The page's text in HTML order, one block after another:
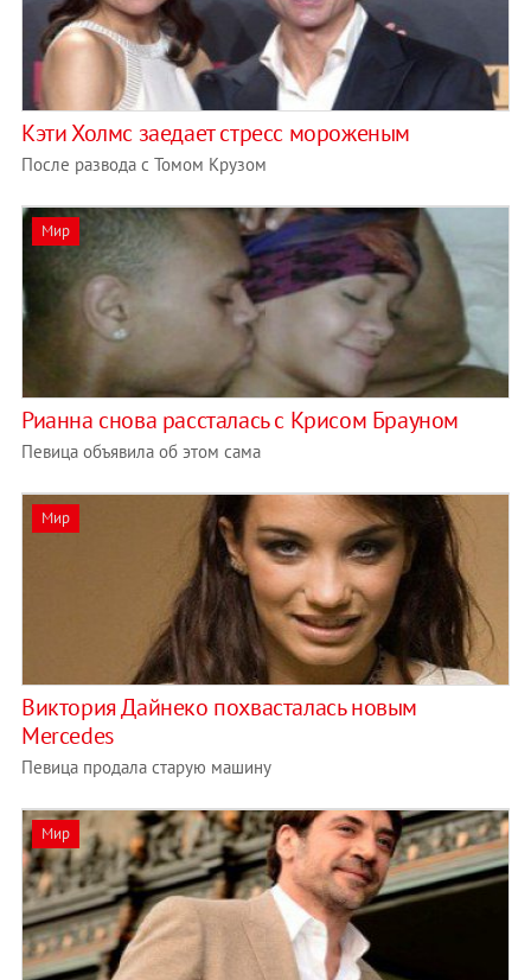
Кэти Холмс заедает стресс мороженым
После развода с Томом Крузом
Мир
Рианна снова рассталась с Крисом Брауном
Певица объявила об этом сама
Мир
Виктория Дайнеко похвасталась новым
Mercedes
Певица продала старую машину
Мир